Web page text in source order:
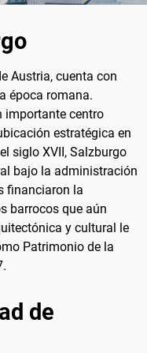
Austria, cuenta con
época romana.
importante centro
estratégica en
siglo XVII, Salzburgo
bajo la administración
financiaron la
barrocos que aún
y cultural le
Patrimonio de la
de